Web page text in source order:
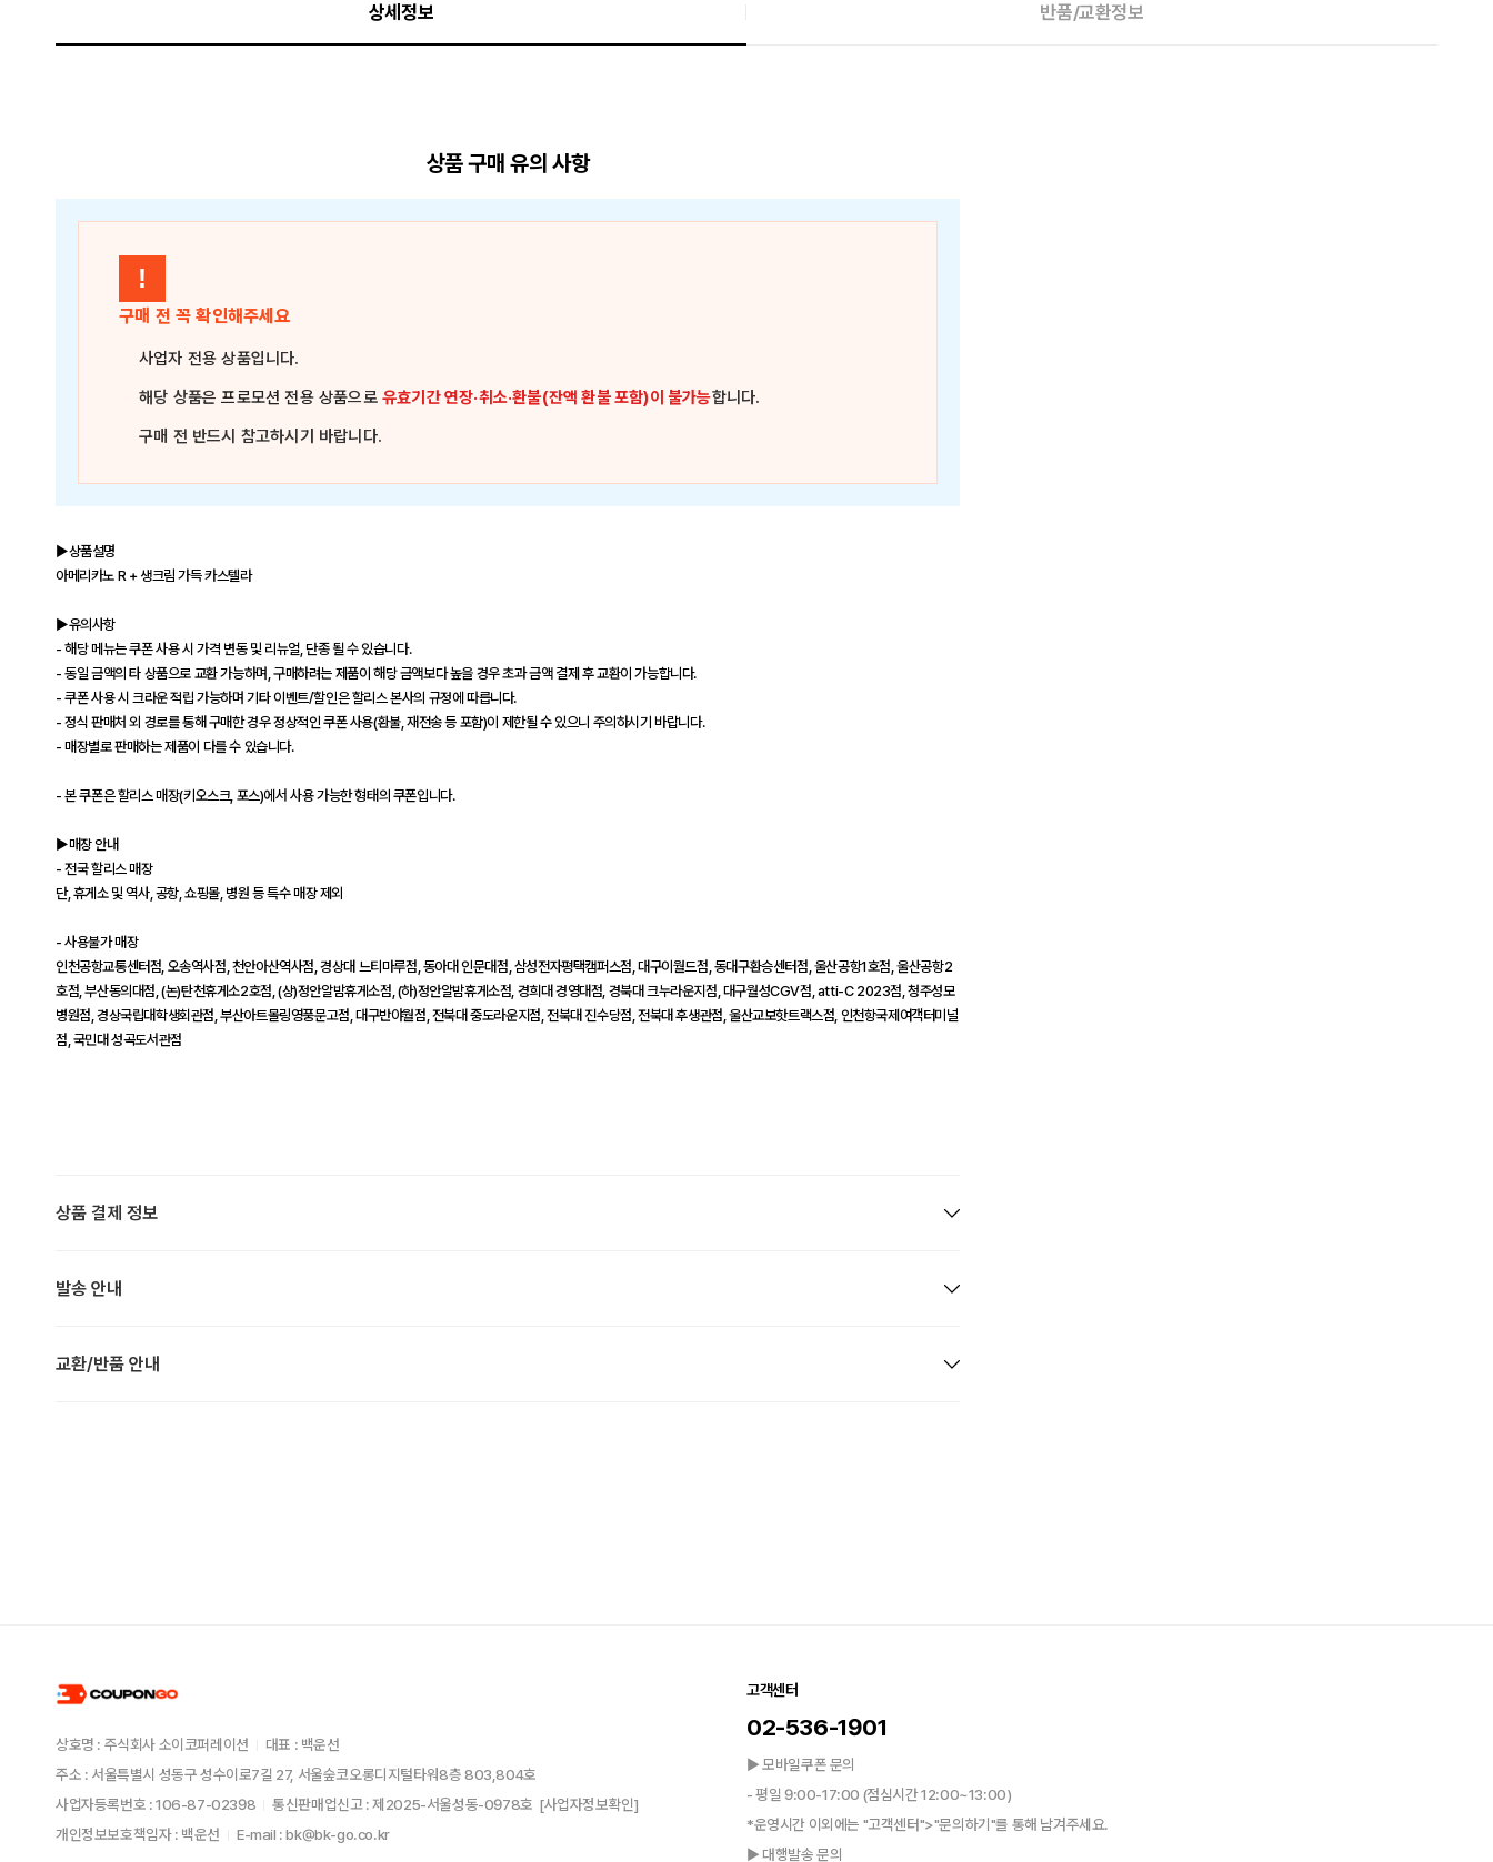
상세정보 반품/교환정보
상품 구매 유의 사항
!
구매 전 꼭 확인해주세요
사업자 전용 상품입니다.
해당 상품은프로모션 전용 상품으로유효기간 연장·취소·환불(잔액 환불 포함)이 불가능합니다.
구매 전 반드시 참고하시기 바랍니다.
▶상품설명
아메리카노 R + 생크림 가득 카스텔라
▶유의사항
- 해당 메뉴는 쿠폰 사용 시 가격 변동 및 리뉴얼, 단종 될 수 있습니다.
- 동일 금액의 타 상품으로 교환 가능하며, 구매하려는 제품이 해당 금액보다 높을 경우 초과 금액 결제 후 교환이 가능합니다.
- 쿠폰 사용 시 크라운 적립 가능하며 기타 이벤트/할인은 할리스 본사의 규정에 따릅니다.
- 정식 판매처 외 경로를 통해 구매한 경우 정상적인 쿠폰 사용(환불, 재전송 등 포함)이 제한될 수 있으니 주의하시기 바랍니다.
- 매장별로 판매하는 제품이 다를 수 있습니다.
- 본 쿠폰은 할리스 매장(키오스크, 포스)에서 사용 가능한 형태의 쿠폰입니다.
▶매장 안내
- 전국 할리스 매장
단, 휴게소 및 역사, 공항, 쇼핑몰, 병원 등 특수 매장 제외
- 사용불가 매장
인천공항교통센터점, 오송역사점, 천안아산역사점, 경상대 느티마루점, 동아대 인문대점, 삼성전자평택캠퍼스점, 대구이월드점, 동대구환승센터점, 울산공항1호점, 울산공항2
호점, 부산동의대점, (논)탄천휴게소2호점, (상)정안알밤휴게소점, (하)정안알밤휴게소점, 경희대 경영대점, 경북대 크누라운지점, 대구월성CGV점, atti-C 2023점, 청주성모
병원점, 경상국립대학생회관점, 부산아트몰링영풍문고점, 대구반야월점, 전북대 중도라운지점, 전북대 진수당점, 전북대 후생관점, 울산교보핫트랙스점, 인천항국제여객터미널
점, 국민대 성곡도서관점
상품 결제 정보
발송 안내
교환/반품 안내
상호명 : 주식회사 소이코퍼레이션
대표 : 백운선
주소 : 서울특별시 성동구 성수이로7길 27, 서울숲코오롱디지털타워8층 803,804호
사업자등록번호 : 106-87-02398
통신판매업신고 : 제2025-서울성동-0978호 [사업자정보확인]
개인정보보호책임자 : 백운선
E-mail : bk@bk-go.co.kr
고객센터
02-536-1901
▶ 모바일쿠폰 문의
- 평일 9:00-17:00 (점심시간 12:00~13:00)
*운영시간 이외에는 "고객센터">"문의하기"를 통해 남겨주세요.
▶ 대행발송 문의